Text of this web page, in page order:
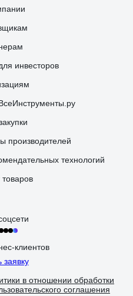
инвесторов
производителей
технологий
товаров
клиентов
заявку
в отношении обработки
соглашения